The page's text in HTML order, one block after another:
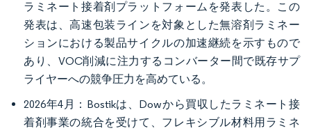
ラミネート接着剤プラットフォームを発表した。この
発表は、高速包装ラインを対象とした無溶剤ラミネー
ションにおける製品サイクルの加速継続を示すもので
あり、VOC削減に注力するコンバーター間で既存サプ
ライヤーへの競争圧力を高めている。
2026年4月：Bostikは、Dowから買収したラミネート接
着剤事業の統合を受けて、フレキシブル材料用ラミネ